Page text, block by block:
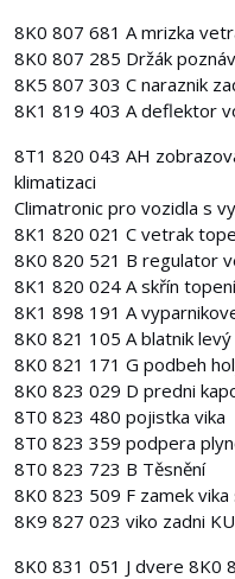
8K0 807 681 A mrizka
8K0 807 285 Držák
8K5 807 303 C naraznik
8K1 819 403 A deflektor
8T1 820 043 AH
klimatizaci
Climatronic pro vozidla s
8K1 820 021 C vetrak
8K0 820 521 B regulator
8K1 820 024 A skřín
8K1 898 191 A
8K0 821 105 A blatnik
8K0 821 171 G podbeh
8K0 823 029 D predni
8T0 823 480 pojistka vika
8T0 823 359 podpera
8T0 823 723 B Těsnění
8K0 823 509 F zamek vika
8K9 827 023 viko zadni
8K0 831 051 J dvere 8K0